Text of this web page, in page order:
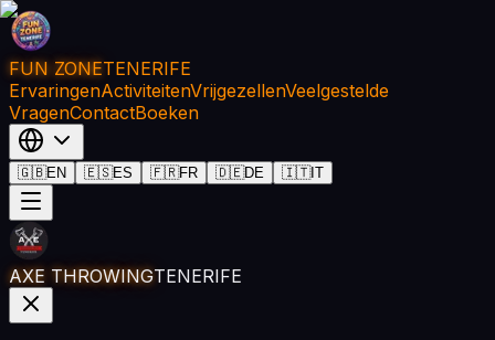
FUN ZONETENERIFE
ErvaringenActiviteitenVrijgezellenVeelgestelde
VragenContactBoeken
🇬🇧EN 🇪🇸ES 🇫🇷FR 🇩🇪DE 🇮🇹IT
AXE THROWINGTENERIFE